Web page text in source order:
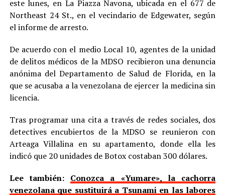
este lunes, en La Piazza Navona, ubicada en el 677 de
Northeast 24 St., en el vecindario de Edgewater, según
el informe de arresto.
De acuerdo con el medio Local 10, agentes de la unidad
de delitos médicos de la MDSO recibieron una denuncia
anónima del Departamento de Salud de Florida, en la
que se acusaba a la venezolana de ejercer la medicina sin
licencia.
Tras programar una cita a través de redes sociales, dos
detectives encubiertos de la MDSO se reunieron con
Arteaga Villalina en su apartamento, donde ella les
indicó que 20 unidades de Botox costaban 300 dólares.
Lee también: Conozca a «Yumare», la cachorra
venezolana que sustituirá a Tsunami en las labores